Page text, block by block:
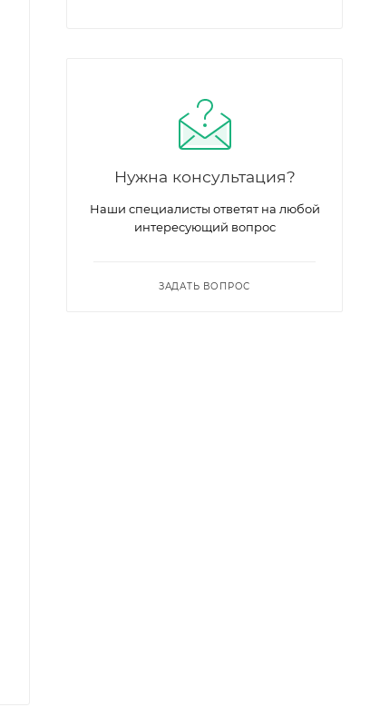
Нужна консультация?
Наши специалисты ответят на любой
интересующий вопрос
ЗАДАТЬ ВОПРОС